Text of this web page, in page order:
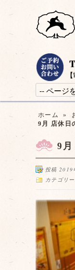
ホーム »
9月 店休日
9月
投稿 2019
カテゴリ